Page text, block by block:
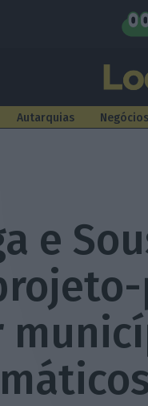
Autarquias Negócios
e